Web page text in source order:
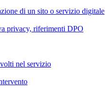
di un sito o servizio digitale
privacy, riferimenti DPO
nel servizio